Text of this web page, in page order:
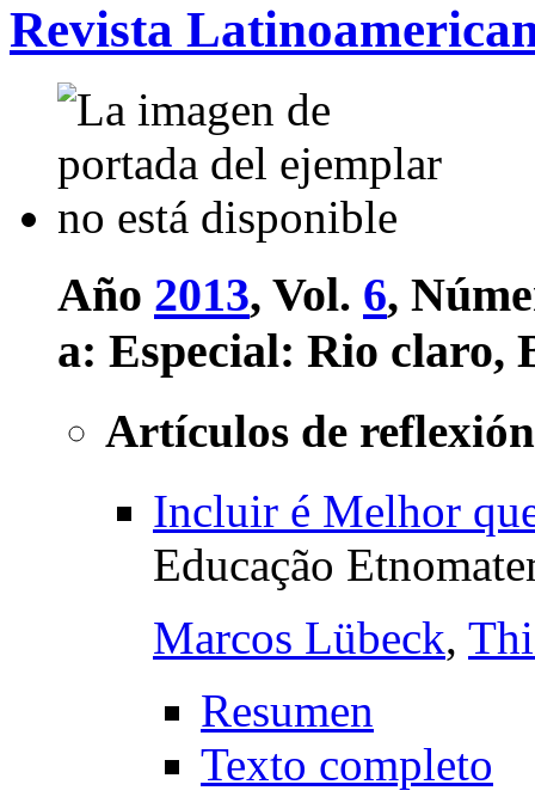
Revista
Año 2013, Vol. 6,
a: Especial: Rio claro,
Artículos de reflexión
Incluir é Melhor
Educação
Marcos Lübeck,
Resumen
Texto completo